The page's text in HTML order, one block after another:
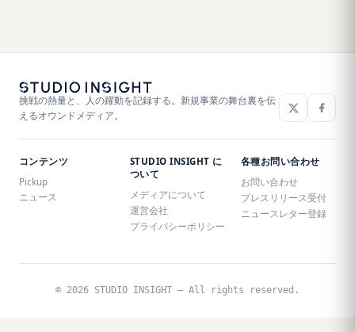
挑戦の熱量と、人の躍動を記録する。新規事業の舞台裏を伝
えるオウンドメディア。
コンテンツ
Pickup
ニュース
STUDIO INSIGHT に
ついて
メディアについて
運営会社
プライバシーポリシー
各種お問い合わせ
お問い合わせ
プレスリリース受付
ニュースレター登録
© 2026 STUDIO INSIGHT — All rights reserved.